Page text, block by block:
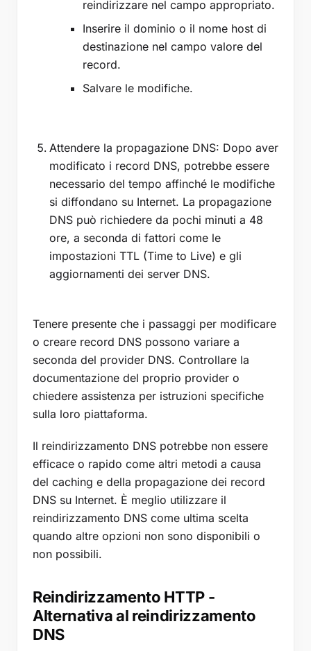
reindirizzare nel campo appropriato.
Inserire il dominio o il nome host di
destinazione nel campo valore del
record.
Salvare le modifiche.
Attendere la propagazione DNS: Dopo aver
modificato i record DNS, potrebbe essere
necessario del tempo affinché le modifiche
si diffondano su Internet. La propagazione
DNS può richiedere da pochi minuti a 48
ore, a seconda di fattori come le
impostazioni TTL (Time to Live) e gli
aggiornamenti dei server DNS.
Tenere presente che i passaggi per modificare
o creare record DNS possono variare a
seconda del provider DNS. Controllare la
documentazione del proprio provider o
chiedere assistenza per istruzioni specifiche
sulla loro piattaforma.
Il reindirizzamento DNS potrebbe non essere
efficace o rapido come altri metodi a causa
del caching e della propagazione dei record
DNS su Internet. È meglio utilizzare il
reindirizzamento DNS come ultima scelta
quando altre opzioni non sono disponibili o
non possibili.
Reindirizzamento HTTP -
Alternativa al reindirizzamento
DNS